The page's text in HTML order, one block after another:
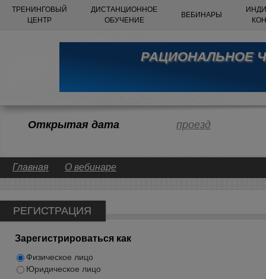
ТРЕНИНГОВЫЙ
ЦЕНТР
ДИСТАНЦИОННОЕ
ОБУЧЕНИЕ
ВЕБИНАРЫ
РАЦИОНАЛЬНОЕ
Открытая дата проезд
Главная О вебинаре
РЕГИСТРАЦИЯ
Зарегистрироваться как
Физическое лицо
Юридическое лицо